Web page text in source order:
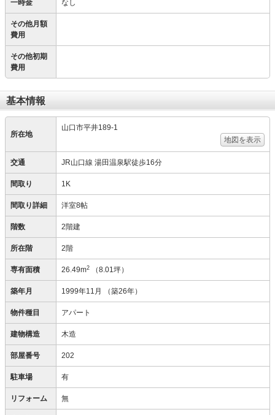
一時金 なし
その他月額
費用
その他初期
費用
基本情報
所在地
山口市平井189-1
地図を表示
交通 JR山口線 湯田温泉駅徒歩16分
間取り 1K
間取り詳細 洋室8帖
階数 2階建
所在階 2階
専有面積 26.49m2 （8.01坪）
築年月 1999年11月 （築26年）
物件種目 アパート
建物構造 木造
部屋番号 202
駐車場 有
リフォーム 無